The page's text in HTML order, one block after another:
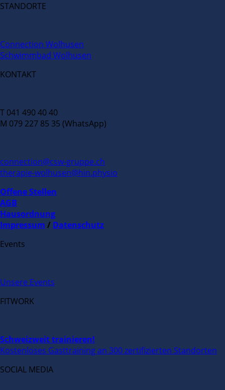
STANDORTE
Connection Wolhusen
Schwimmbad Wolhusen
KONTAKT
T 041 490 40 40
M 079 227 85 35 (WhatsApp)
connection@csw-gruppe.ch
therapie-wolhusen@hin.physio
Offene Stellen
AGB
Hausordnung
Impressum / Datenschutz
Events
Unsere Events
FITWORK
Schweizweit trainieren!
Kostenloses Gasttraining an 300 zertifizierten Standorten
SOCIAL MEDIA